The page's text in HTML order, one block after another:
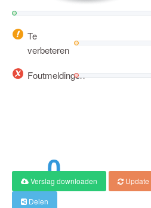
Te
verbeteren
Foutmeldingen
0
Score
Verslag downloaden Update
Delen